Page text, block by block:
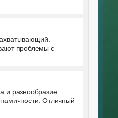
проблемы с
и разнообразие
Отличный